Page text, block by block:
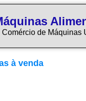
Comércio de Máquinas
à venda